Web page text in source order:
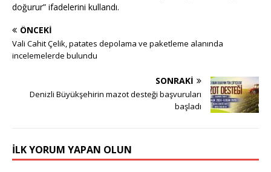
doğurur” ifadelerini kullandı.
ÖNCEKI
Vali Cahit Çelik, patates depolama ve paketleme alanında
incelemelerde bulundu
SONRAKI
Denizli Büyükşehirin mazot desteği başvuruları
başladı
İLK YORUM YAPAN OLUN